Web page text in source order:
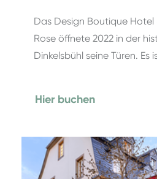
Das Design Boutique
Rose öffnete 2022 in der
Dinkelsbühl seine Türen. Es
Hier buchen